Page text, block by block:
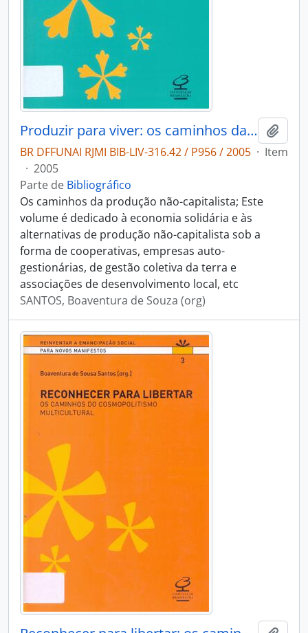
Produzir para viver: os caminhos da produção não capitalista.
BR DFFUNAI RJMI BIB-LIV-316.42 / P956 / 2005 · Item
· 2005
Parte de Bibliográfico
Os caminhos da produção não-capitalista; Este
volume é dedicado à economia solidária e às
alternativas de produção não-capitalista sob a
forma de cooperativas, empresas auto-
gestionárias, de gestão coletiva da terra e
associações de desenvolvimento local, etc
SANTOS, Boaventura de Souza (org)